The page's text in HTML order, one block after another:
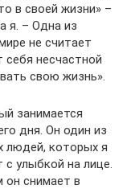
в своей жизни» –
я. – Одна из
не считает
себя несчастной
свою жизнь».
занимается
дня. Он один из
людей, которых я
с улыбкой на лице.
он снимает в